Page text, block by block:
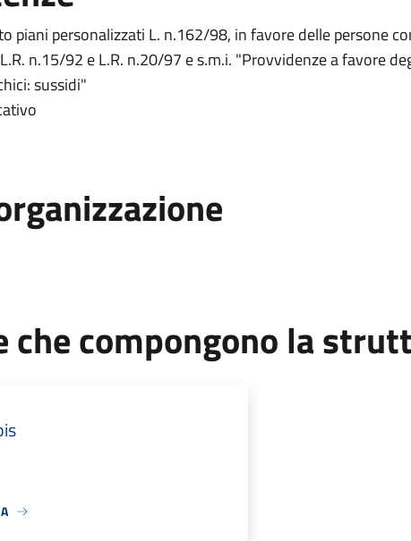
piani personalizzati L. n.162/98, in favore delle persone
n.15/92 e L.R. n.20/97 e s.m.i. "Provvidenze a favore
sussidi"
che compongono la